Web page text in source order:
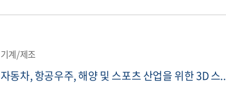
기계/제조
자동차, 항공우주, 해양 및 스포츠 산업을 위한 3D 스..